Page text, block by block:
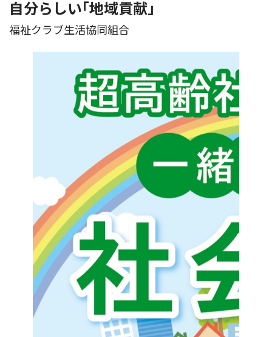
自分らしい｢地域貢献｣
福祉クラブ生活協同組合